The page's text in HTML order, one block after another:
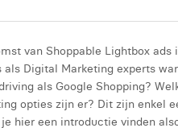
van Shoppable Lightbox
Digital Marketing experts
als Google Shopping?
opties zijn er? Dit zijn enkel
hier een introductie vinden